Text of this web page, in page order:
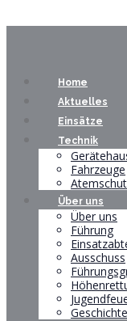
Home
Aktuelles
Einsätze
Technik
Fahrzeuge
Über uns
Über uns
Führung
Ausschuss
Geschichte